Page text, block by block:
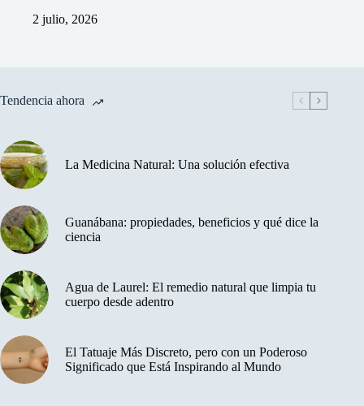
2 julio, 2026
Tendencia ahora
La Medicina Natural: Una solución efectiva
Guanábana: propiedades, beneficios y qué dice la
ciencia
Agua de Laurel: El remedio natural que limpia tu
cuerpo desde adentro
El Tatuaje Más Discreto, pero con un Poderoso
Significado que Está Inspirando al Mundo